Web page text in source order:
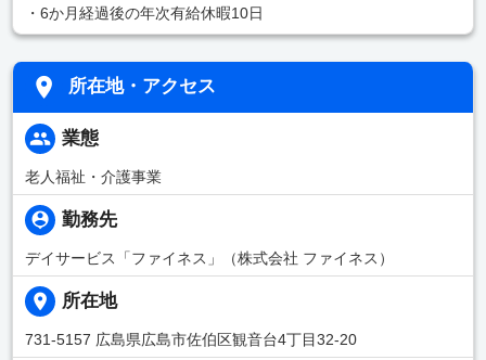
・6か月経過後の年次有給休暇10日
所在地・アクセス
業態
老人福祉・介護事業
勤務先
デイサービス「ファイネス」（株式会社 ファイネス）
所在地
731-5157 広島県広島市佐伯区観音台4丁目32-20